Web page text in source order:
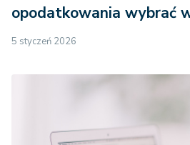
opodatkowania wybrać
5 styczeń 2026